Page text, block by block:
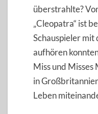
überstrahlte?
„Cleopatra“ ist
Schauspieler mit
aufhören
Miss und
in
Leben